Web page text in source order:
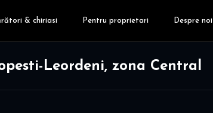
& chiriasi Pentru proprietari Despre noi
Leordeni, zona Central